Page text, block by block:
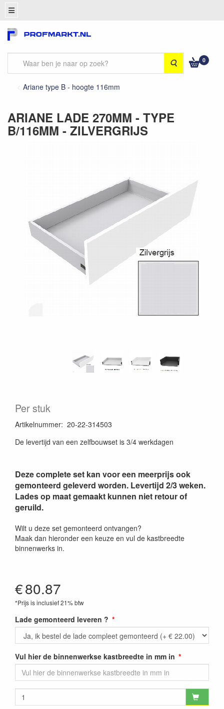
Zoeken 0
Ariane type B - hoogte 116mm
ARIANE LADE 270MM - TYPE
B/116MM - ZILVERGRIJS
Per stuk
Artikelnummer: 20-22-314503
De levertijd van een zelfbouwset is 3/4 werkdagen
Deze complete set kan voor een meerprijs ook
gemonteerd geleverd worden. Levertijd 2/3 weken.
Lades op maat gemaakt kunnen niet retour of
geruild.
Wilt u deze set gemonteerd ontvangen?
Maak dan hieronder een keuze en vul de kastbreedte
binnenwerks in.
€80.87
*Prijs is inclusief 21% btw
Lade gemonteerd leveren ?
Vul hier de binnenwerkse kastbreedte in mm in